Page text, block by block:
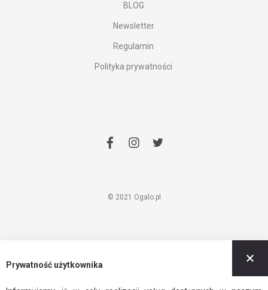
BLOG
Newsletter
Regulamin
Polityka prywatności
facebook
instagram
twitter
© 2021 Ogalo.pl
Prywatność użytkownika